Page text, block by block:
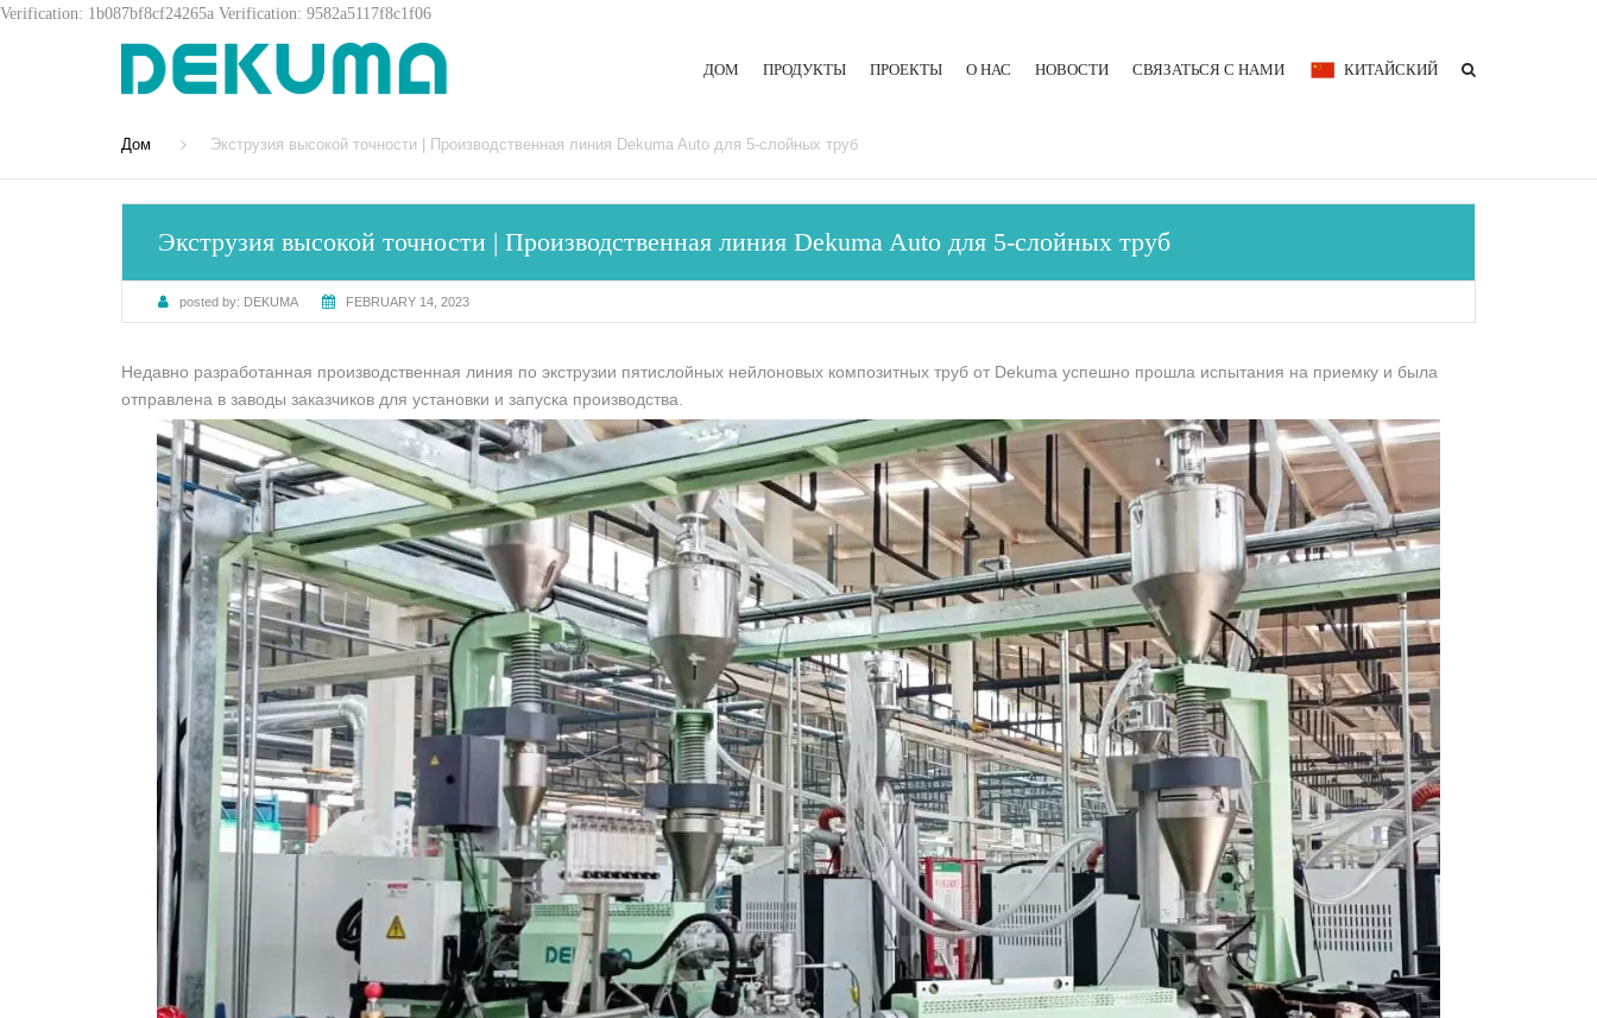
Verification: 1b087bf8cf24265a Verification: 9582a5117f8c1f06
ДОМ ПРОДУКТЫ
ЛИТЬЕВАЯ МАШИНА ДЛЯ РЕЗИНЫ
ГИДРАВЛИЧЕСКИЙ ПРЕСС
ПРОЕКТЫ О НАС НОВОСТИ СВЯЗАТЬСЯ С НАМИ КИТАЙСКИЙ
Дом Экструзия высокой точности | Производственная линия Dekuma Auto для 5-слойных труб
Экструзия высокой точности | Производственная линия Dekuma Auto для 5-слойных труб
posted by: DEKUMA FEBRUARY 14, 2023
Недавно разработанная производственная линия по экструзии пятислойных нейлоновых композитных труб от Dekuma успешно прошла испытания на приемку и была
отправлена в заводы заказчиков для установки и запуска производства.